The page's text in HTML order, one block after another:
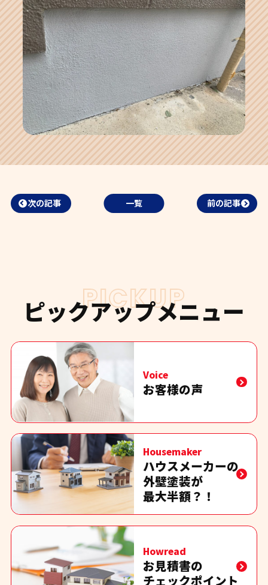
次の記事 一覧 前の記事
PICKUP
ピックアップメニュー
Voice
お客様の声
Housemaker
ハウスメーカーの
外壁塗装が
最大半額？！
Howread
お見積書の
チェックポイント